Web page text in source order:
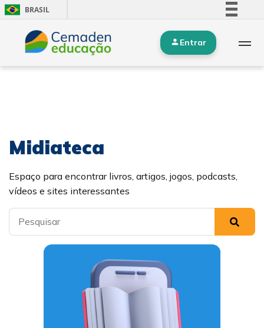
BRASIL
Simplifique!
Comunica BR
Entrar
Midiateca
Espaço para encontrar livros, artigos, jogos, podcasts,
vídeos e sites interessantes